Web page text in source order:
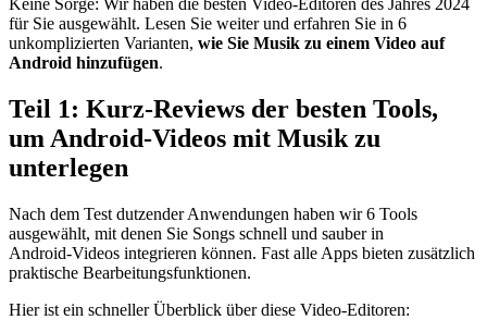
für Sie ausgewählt. Lesen Sie weiter und erfahren Sie in 6
unkomplizierten Varianten, wie Sie Musik zu einem Video auf
Android hinzufügen.
Teil 1: Kurz‑Reviews der besten Tools,
um Android‑Videos mit Musik zu
unterlegen
Nach dem Test dutzender Anwendungen haben wir 6 Tools
ausgewählt, mit denen Sie Songs schnell und sauber in
Android‑Videos integrieren können. Fast alle Apps bieten zusätzlich
praktische Bearbeitungsfunktionen.
Hier ist ein schneller Überblick über diese Video‑Editoren: